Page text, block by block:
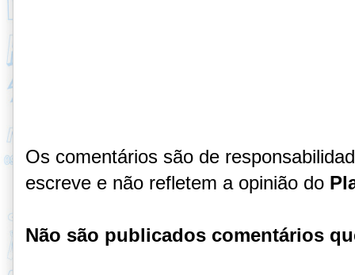
Os comentários são de
escreve e não refletem a opinião do
Não são publicados comentários